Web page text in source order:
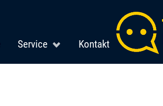
Service Kontakt